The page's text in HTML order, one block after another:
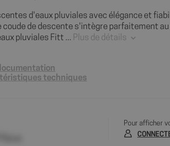
d'eaux pluviales avec élégance et
coude de descente s'intègre parfaitement
pluviales Fitt ... Plus de détails
techniques
Pour afficher